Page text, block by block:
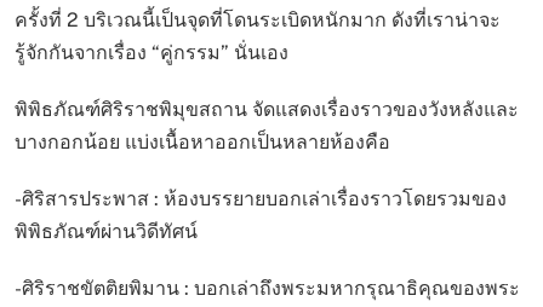
ครั้งที่ 2 บริเวณนี้เป็นจุดที่โดนระเบิดหนักมาก ดังที่เราน่าจะ
รู้จักกันจากเรื่อง “คู่กรรม” นั่นเอง
พิพิธภัณฑ์ศิริราชพิมุขสถาน จัดแสดงเรื่องราวของวังหลังและ
บางกอกน้อย แบ่งเนื้อหาออกเป็นหลายห้องคือ
-ศิริสารประพาส : ห้องบรรยายบอกเล่าเรื่องราวโดยรวมของ
พิพิธภัณฑ์ผ่านวิดีทัศน์
-ศิริราชขัตติยพิมาน : บอกเล่าถึงพระมหากรุณาธิคุณของพระ